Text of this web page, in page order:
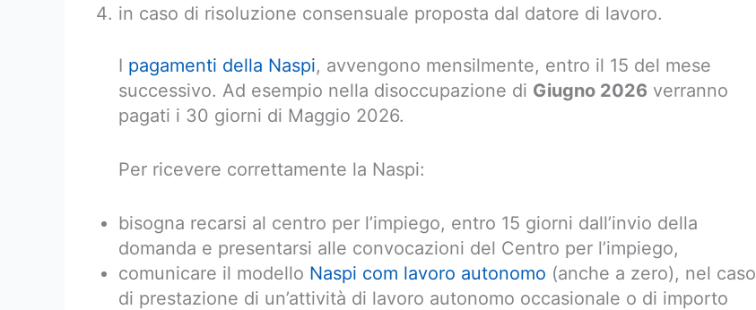
in caso di risoluzione consensuale proposta dal datore di lavoro.
I pagamenti della Naspi, avvengono mensilmente, entro il 15 del mese
successivo. Ad esempio nella disoccupazione di Giugno 2026 verranno
pagati i 30 giorni di Maggio 2026.
Per ricevere correttamente la Naspi:
bisogna recarsi al centro per l’impiego, entro 15 giorni dall’invio della
domanda e presentarsi alle convocazioni del Centro per l’impiego,
comunicare il modello Naspi com lavoro autonomo (anche a zero), nel caso
di prestazione di un’attività di lavoro autonomo occasionale o di importo